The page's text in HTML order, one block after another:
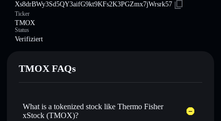
Xs8drBWy3Sd5QY3aifG9kt9KFs2K3PGZmx7jWrsrk57
Ticker
TMOX
Status
Verifiziert
TMOX FAQs
What is a tokenized stock like Thermo Fisher
xStock (TMOX)?